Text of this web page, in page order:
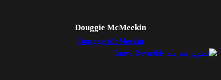
Douggie McMeekin
Douggie McMeekin